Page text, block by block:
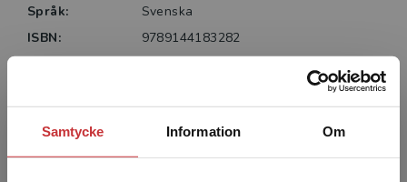
Samtycke Information Om
Språk:
Svenska
ISBN:
9789144183282
Sidantal: